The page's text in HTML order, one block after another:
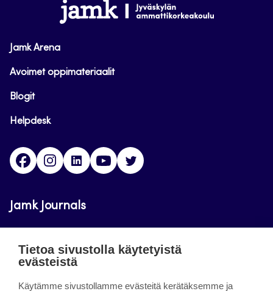
www.jamk.fi
Jamk Arena
Avoimet oppimateriaalit
Blogit
Helpdesk
FacebookInstagram
LinkedInYoutube
Jamk Journals
luettavissa. Verkkolehtien tarkoituksena on tukea
innovaatiotoimintaa.
Tietoa sivustolla käytetyistä
evästeistä
Käytämme sivustollamme evästeitä kerätäksemme ja